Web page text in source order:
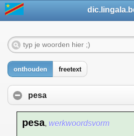
onthouden freetext
pesa
pesa, werkwoordsvorm